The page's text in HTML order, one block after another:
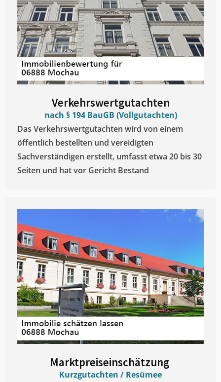
Verkehrswertgutachten
nach § 194 BauGB (Vollgutachten)
Das Verkehrswertgutachten wird von einem
öffentlich bestellten und vereidigten
Sachverständigen erstellt, umfasst etwa 20 bis 30
Seiten und hat vor Gericht Bestand
Marktpreiseinschätzung ​
Kurzgutachten / Resümee